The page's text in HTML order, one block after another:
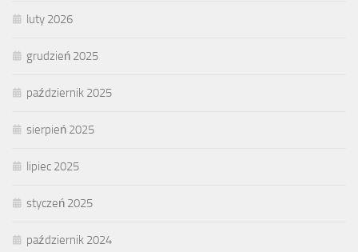
luty 2026
grudzień 2025
październik 2025
sierpień 2025
lipiec 2025
styczeń 2025
październik 2024